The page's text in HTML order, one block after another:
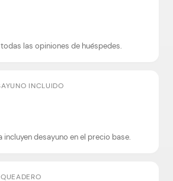
las opiniones de huéspedes.
INCLUIDO
incluyen desayuno en el precio base.